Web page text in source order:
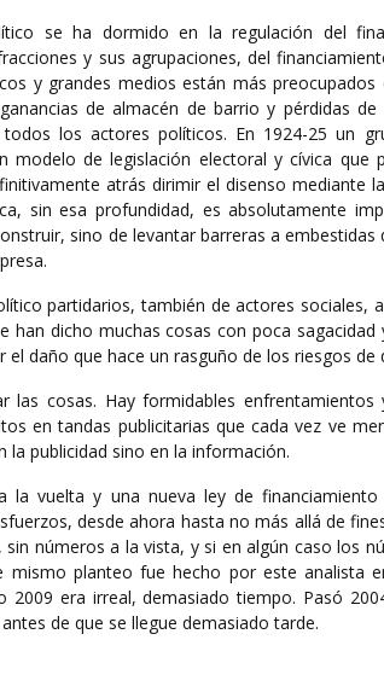
se ha dormido en la regulación del
y sus agrupaciones, del
y grandes medios están más preocupados
de almacén de barrio y pérdidas
los actores políticos. En 1924-25 un
de legislación electoral y cívica que
atrás dirimir el disenso mediante
sin esa profundidad, es absolutamente
sino de levantar barreras a
partidarios, también de actores sociales,
han dicho muchas cosas con poca
daño que hace un rasguño de los riesgos de
las cosas. Hay formidables
en tandas publicitarias que cada vez ve
la publicidad sino en la información.
la vuelta y una nueva ley de
desde ahora hasta no más allá de
números a la vista, y si en algún caso los
mismo planteo fue hecho por este analista
era irreal, demasiado tiempo. Pasó
de que se llegue demasiado tarde.